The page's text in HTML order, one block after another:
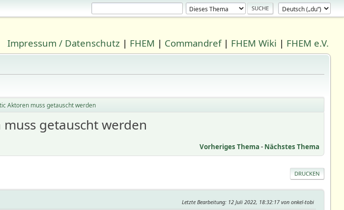
Impressum / Datenschutz | FHEM | Commandref| FHEM Wiki | FHEM e.V.
Aktoren muss getauscht werden
getauscht werden
Vorheriges Thema - Nächstes Thema
DRUCKEN
Letzte Bearbeitung: 12 Juli 2022, 18:32:17 von onkel-tobi